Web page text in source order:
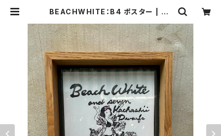
BEACHWHITE：B4 ポスター | so